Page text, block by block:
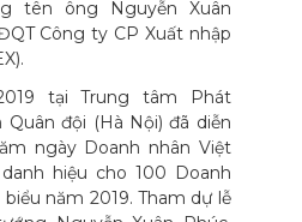
tên ông Nguyễn Xuân
Công ty CP Xuất nhập
tại Trung tâm Phát
Quân đội (Hà Nội) đã diễn
ngày Doanh nhân Việt
hiệu cho 100 Doanh
năm 2019. Tham dự lễ